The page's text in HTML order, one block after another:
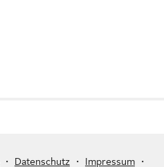
・ Datenschutz ・ Impressum ・